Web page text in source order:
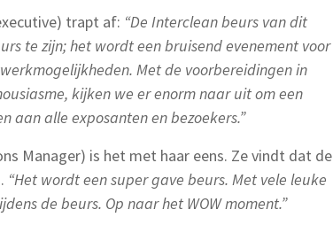
trapt af: “De Interclean beurs van dit
te zijn; het wordt een bruisend evenement voor
Met de voorbereidingen in
kijken we er enorm naar uit om een
aan alle exposanten en bezoekers.”
Manager) is het met haar eens. Ze vindt dat de
“Het wordt een super gave beurs. Met vele leuke
de beurs. Op naar het WOW moment.”